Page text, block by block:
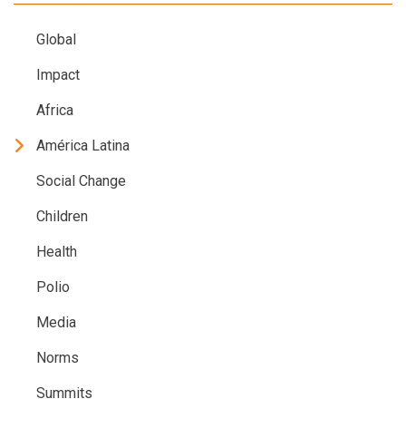
Global
Impact
Africa
América Latina
Social Change
Children
Health
Polio
Media
Norms
Summits